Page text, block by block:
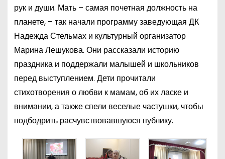
рук и души. Мать – самая почетная должность на
планете, – так начали программу заведующая ДК
Надежда Стельмах и культурный организатор
Марина Лешукова. Они рассказали историю
праздника и поддержали малышей и школьников
перед выступлением. Дети прочитали
стихотворения о любви к мамам, об их ласке и
внимании, а также спели веселые частушки, чтобы
подбодрить расчувствовавшуюся публику.